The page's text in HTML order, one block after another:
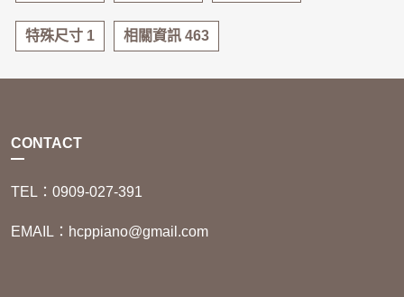
特殊尺寸 1 相關資訊 463
CONTACT
TEL：0909-027-391
EMAIL：hcppiano@gmail.com